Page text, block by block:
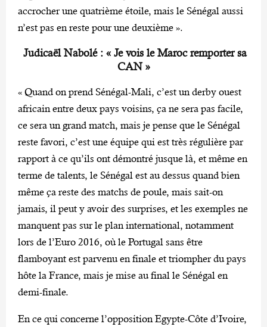
accrocher une quatrième étoile, mais le Sénégal aussi
n’est pas en reste pour une deuxième ».
Judicaël Nabolé : « Je vois le Maroc remporter sa
CAN »
« Quand on prend Sénégal-Mali, c’est un derby ouest
africain entre deux pays voisins, ça ne sera pas facile,
ce sera un grand match, mais je pense que le Sénégal
reste favori, c’est une équipe qui est très régulière par
rapport à ce qu’ils ont démontré jusque là, et même en
terme de talents, le Sénégal est au dessus quand bien
même ça reste des matchs de poule, mais sait-on
jamais, il peut y avoir des surprises, et les exemples ne
manquent pas sur le plan international, notamment
lors de l’Euro 2016, où le Portugal sans être
flamboyant est parvenu en finale et triompher du pays
hôte la France, mais je mise au final le Sénégal en
demi-finale.
En ce qui concerne l’opposition Egypte-Côte d’Ivoire,